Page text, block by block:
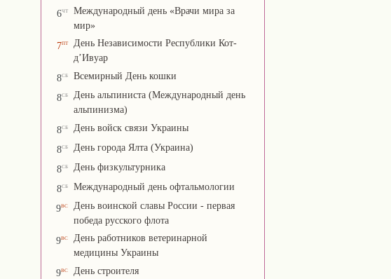
6чт
Международный день «Врачи мира за
мир»
7пт
День Независимости Республики Кот-
д’Ивуар
8сб Всемирный День кошки
8сб
День альпиниста (Международный день
альпинизма)
8сб День войск связи Украины
8сб День города Ялта (Украина)
8сб День физкультурника
8сб Международный день офтальмологии
9вс
День воинской славы России - первая
победа русского флота
9вс
День работников ветеринарной
медицины Украины
9вс День строителя